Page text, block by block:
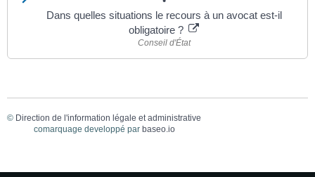
Dans quelles situations le recours à un avocat est-il
obligatoire ?
Conseil d'État
© Direction de l'information légale et administrative
comarquage developpé par baseo.io